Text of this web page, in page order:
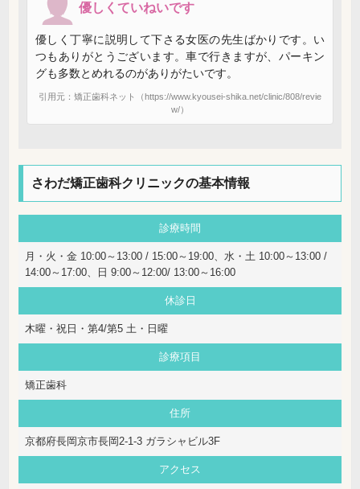
優しくていねいです
優しく丁寧に説明して下さる女医の先生ばかりです。い
つもありがとうございます。車で行きますが、パーキン
グも多数とめれるのがありがたいです。
引用元：矯正歯科ネット（https://www.kyousei-shika.net/clinic/808/revie
w/）
さわだ矯正歯科クリニックの基本情報
診療時間
月・火・金 10:00～13:00 / 15:00～19:00、水・土 10:00～13:00 /
14:00～17:00、日 9:00～12:00/ 13:00～16:00
休診日
木曜・祝日・第4/第5 土・日曜
診療項目
矯正歯科
住所
京都府長岡京市長岡2-1-3 ガラシャビル3F
アクセス